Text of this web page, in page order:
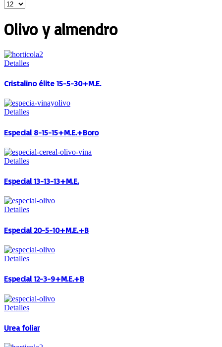
Olivo y almendro
Detalles
Cristalino élite 15-5-30+M.E.
Detalles
Especial 8-15-15+M.E.+Boro
Detalles
Especial 13-13-13+M.E.
Detalles
Especial 20-5-10+M.E.+B
Detalles
Especial 12-3-9+M.E.+B
Detalles
Urea foliar